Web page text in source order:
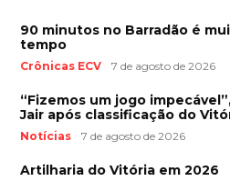
90 minutos no Barradão é
tempo
Crônicas ECV 7 de agosto de 2026
“Fizemos um jogo
Jair após classificação do
Notícias 7 de agosto de 2026
Artilharia do Vitória em 2026